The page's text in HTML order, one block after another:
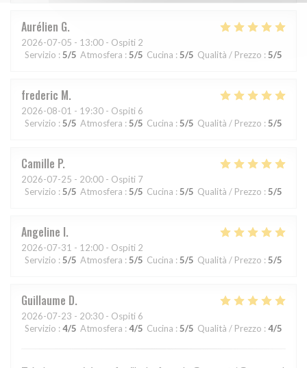
Aurélien G
2026-07-05 - 13:00 - Ospiti 2
Servizio : 5/5 Atmosfera : 5/5 Cucina : 5/5 Qualità / Prezzo : 5/5
frederic M
2026-08-01 - 19:30 - Ospiti 6
Servizio : 5/5 Atmosfera : 5/5 Cucina : 5/5 Qualità / Prezzo : 5/5
Camille P
2026-07-25 - 20:00 - Ospiti 7
Servizio : 5/5 Atmosfera : 5/5 Cucina : 5/5 Qualità / Prezzo : 5/5
Angeline I
2026-07-31 - 12:00 - Ospiti 2
Servizio : 5/5 Atmosfera : 5/5 Cucina : 5/5 Qualità / Prezzo : 5/5
Guillaume D
2026-07-23 - 20:30 - Ospiti 6
Servizio : 4/5 Atmosfera : 4/5 Cucina : 5/5 Qualità / Prezzo : 4/5